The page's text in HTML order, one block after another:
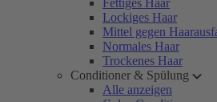
Fettiges Haar
Lockiges Haar
Mittel gegen
Normales Haar
Trockenes Haar
Conditioner & Spülung
Alle anzeigen